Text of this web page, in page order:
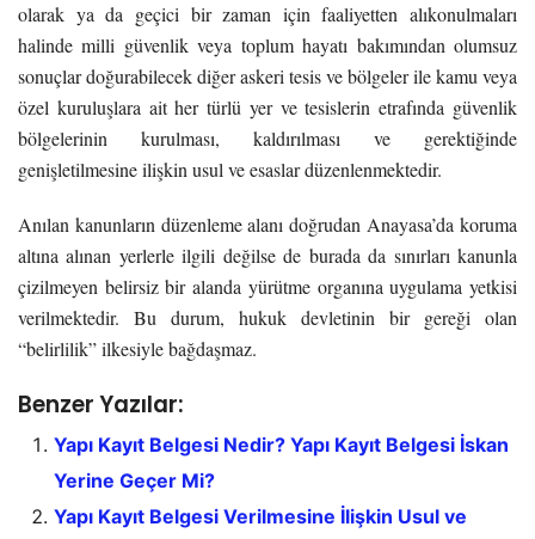
olarak ya da geçici bir zaman için faaliyetten alıkonulmaları
halinde milli güvenlik veya toplum hayatı bakımından olumsuz
sonuçlar doğurabilecek diğer askeri tesis ve bölgeler ile kamu veya
özel kuruluşlara ait her türlü yer ve tesislerin etrafında güvenlik
bölgelerinin kurulması, kaldırılması ve gerektiğinde
genişletilmesine ilişkin usul ve esaslar düzenlenmektedir.
Anılan kanunların düzenleme alanı doğrudan Anayasa’da koruma
altına alınan yerlerle ilgili değilse de burada da sınırları kanunla
çizilmeyen belirsiz bir alanda yürütme organına uygulama yetkisi
verilmektedir. Bu durum, hukuk devletinin bir gereği olan
“belirlilik” ilkesiyle bağdaşmaz.
Benzer Yazılar:
Yapı Kayıt Belgesi Nedir? Yapı Kayıt Belgesi İskan
Yerine Geçer Mi?
Yapı Kayıt Belgesi Verilmesine İlişkin Usul ve